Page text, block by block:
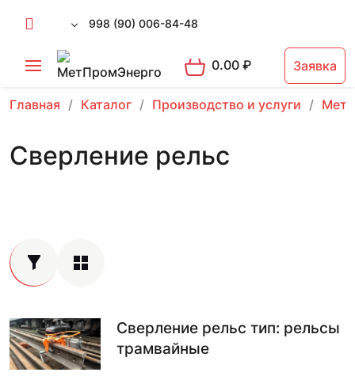
998 (90) 006-84-48
0.00₽ Заявка
Главная Каталог Производство и услуги
Сверление рельс
Сверление рельс тип: рельсы
трамвайные